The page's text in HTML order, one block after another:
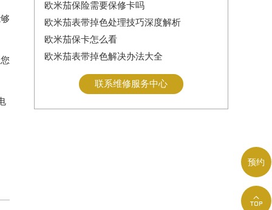
欧米茄保险需要保修卡吗
欧米茄表带掉色处理技巧深度解析
欧米茄保卡怎么看
欧米茄表带掉色解决办法大全
联系维修服务中心
预约
